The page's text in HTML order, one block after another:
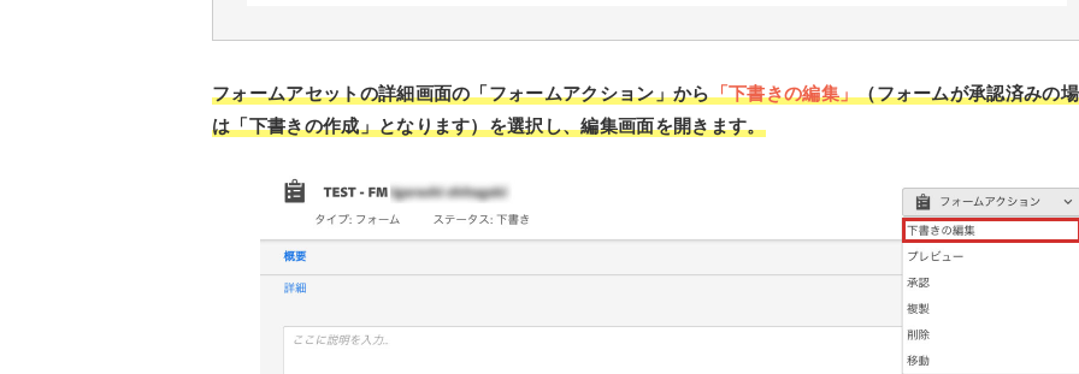
フォームアセットの詳細画面の「フォームアクション」から「下書きの編集」（フォームが承認済みの
は「下書きの作成」となります）を選択し、編集画面を開きます。